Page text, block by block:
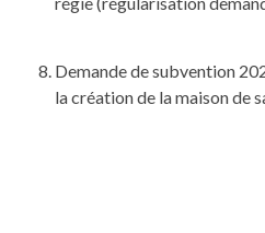
Demande de subvention
la création de la maison de